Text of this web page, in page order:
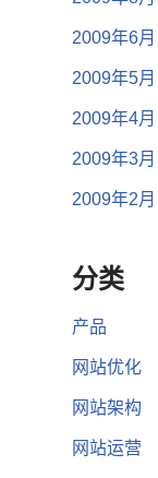
2009年6月
2009年5月
2009年4月
2009年3月
2009年2月
分类
产品
网站优化
网站架构
网站运营